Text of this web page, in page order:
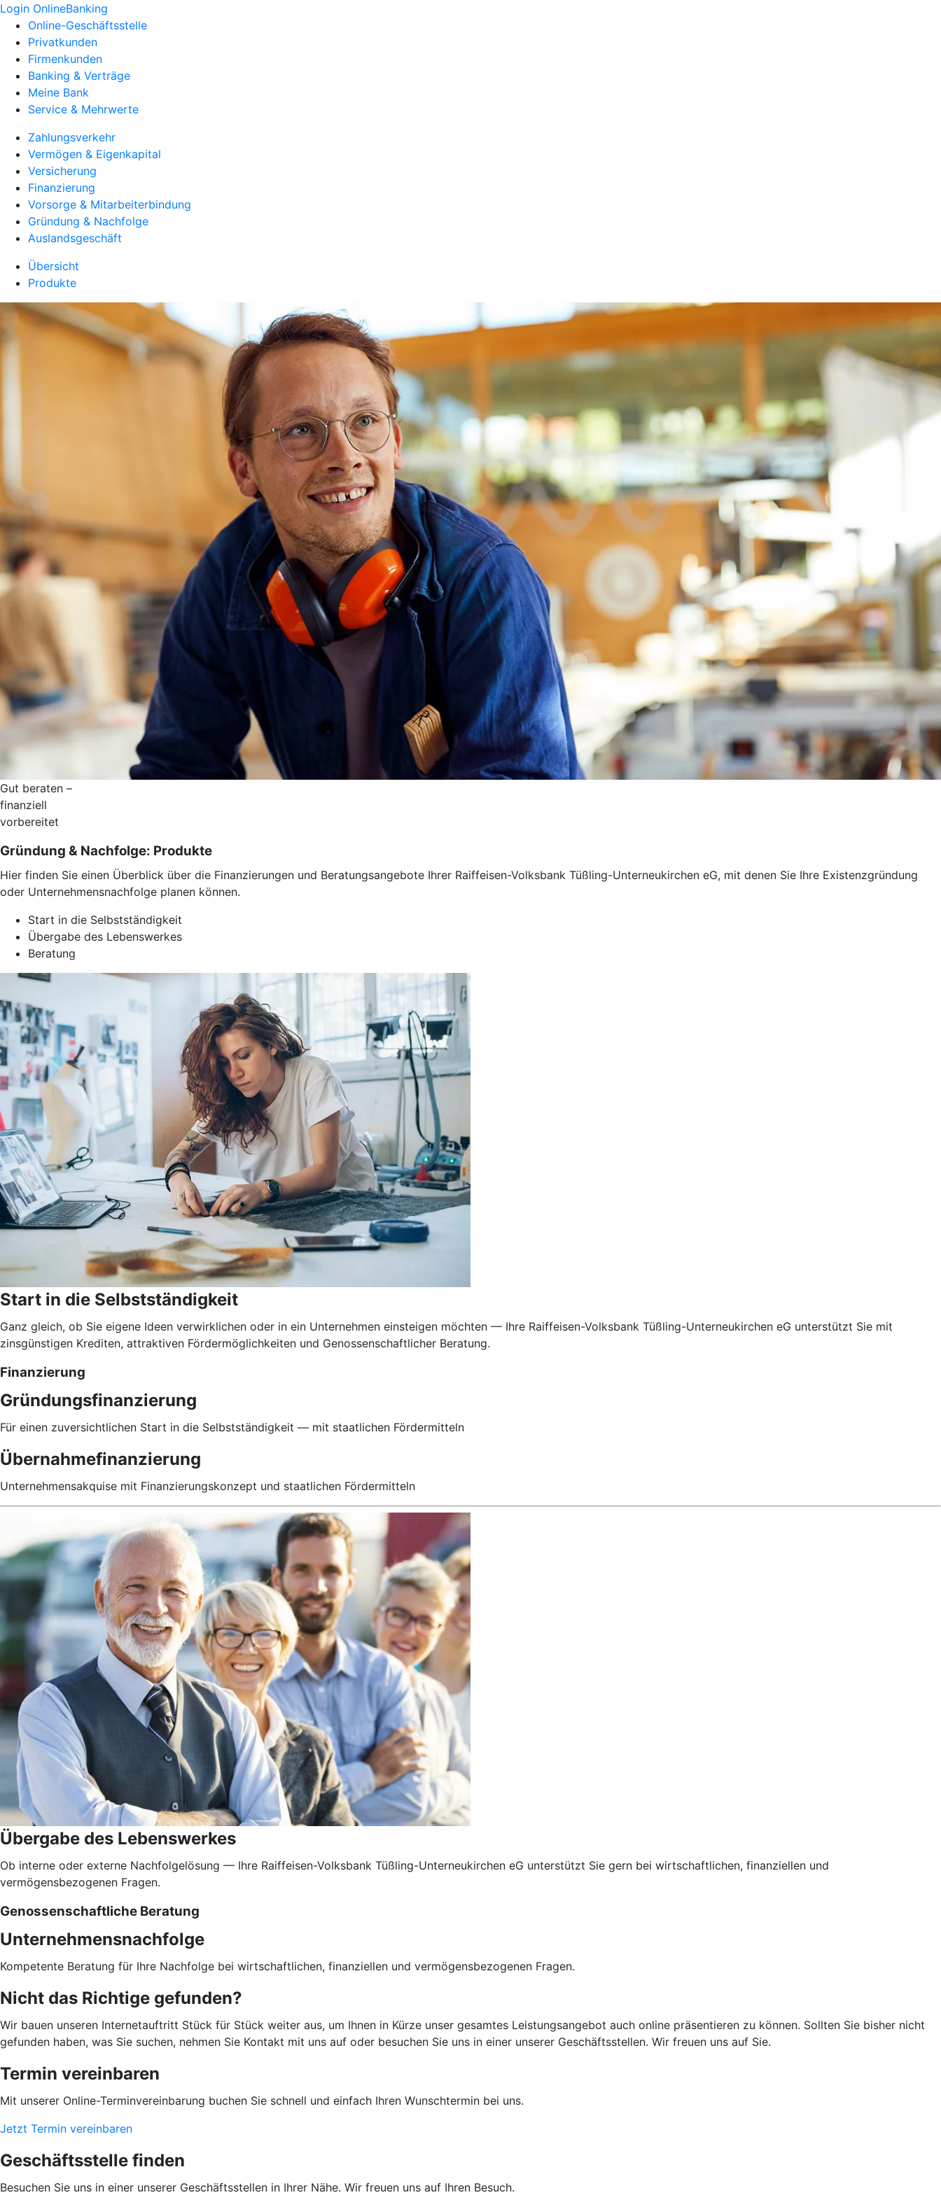
Login OnlineBanking
Online-Geschäftsstelle
Privatkunden
Firmenkunden
Banking & Verträge
Meine Bank
Service & Mehrwerte
Zahlungsverkehr
Vermögen & Eigenkapital
Versicherung
Finanzierung
Vorsorge & Mitarbeiterbindung
Gründung & Nachfolge
Auslandsgeschäft
Übersicht
Produkte
Gut beraten –
finanziell
vorbereitet
Gründung & Nachfolge: Produkte
Hier finden Sie einen Überblick über die Finanzierungen und Beratungsangebote Ihrer Raiffeisen-Volksbank Tüßling-Unterneukirchen eG, mit denen Sie Ihre Existenzgründung
oder Unternehmensnachfolge planen können.
Start in die Selbstständigkeit
Übergabe des Lebenswerkes
Beratung
Start in die Selbstständigkeit
Ganz gleich, ob Sie eigene Ideen verwirklichen oder in ein Unternehmen einsteigen möchten — Ihre Raiffeisen-Volksbank Tüßling-Unterneukirchen eG unterstützt Sie mit
zinsgünstigen Krediten, attraktiven Fördermöglichkeiten und Genossenschaftlicher Beratung.
Finanzierung
Gründungsfinanzierung
Für einen zuversichtlichen Start in die Selbstständigkeit — mit staatlichen Fördermitteln
Übernahmefinanzierung
Unternehmensakquise mit Finanzierungskonzept und staatlichen Fördermitteln
Übergabe des Lebenswerkes
Ob interne oder externe Nachfolgelösung — Ihre Raiffeisen-Volksbank Tüßling-Unterneukirchen eG unterstützt Sie gern bei wirtschaftlichen, finanziellen und
vermögensbezogenen Fragen.
Genossenschaftliche Beratung
Unternehmensnachfolge
Kompetente Beratung für Ihre Nachfolge bei wirtschaftlichen, finanziellen und vermögensbezogenen Fragen.
Nicht das Richtige gefunden?
Wir bauen unseren Internetauftritt Stück für Stück weiter aus, um Ihnen in Kürze unser gesamtes Leistungsangebot auch online präsentieren zu können. Sollten Sie bisher nicht
gefunden haben, was Sie suchen, nehmen Sie Kontakt mit uns auf oder besuchen Sie uns in einer unserer Geschäftsstellen. Wir freuen uns auf Sie.
Termin vereinbaren
Mit unserer Online-Terminvereinbarung buchen Sie schnell und einfach Ihren Wunschtermin bei uns.
Jetzt Termin vereinbaren
Geschäftsstelle finden
Besuchen Sie uns in einer unserer Geschäftsstellen in Ihrer Nähe. Wir freuen uns auf Ihren Besuch.